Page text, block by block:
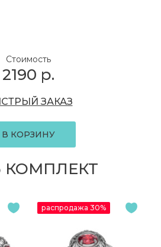
Стоимость
2190 р.
ЗАКАЗ
В КОРЗИНУ
КОМПЛЕКТ
распродажа 30%